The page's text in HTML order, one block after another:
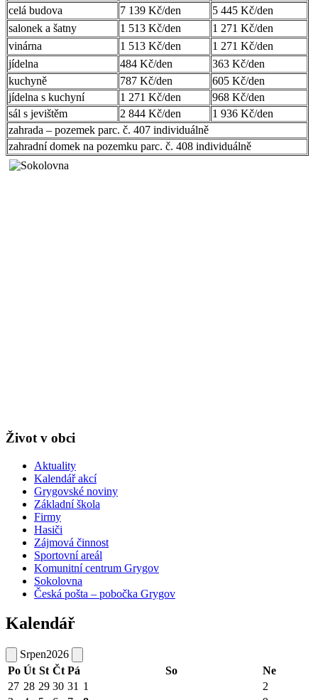
celá budova
7 139 Kč/den
5 445 Kč/den
salonek a šatny
1 513 Kč/den
1 271 Kč/den
vinárna
1 513 Kč/den
1 271 Kč/den
jídelna
484 Kč/den
363 Kč/den
kuchyně
787 Kč/den
605 Kč/den
jídelna s kuchyní
1 271 Kč/den
968 Kč/den
sál s jevištěm
2 844 Kč/den
1 936 Kč/den
zahrada – pozemek parc. č. 407 individuálně
zahradní domek na pozemku parc. č. 408 individuálně
Život v obci
Aktuality
Kalendář akcí
Grygovské noviny
Základní škola
Firmy
Hasiči
Zájmová činnost
Sportovní areál
Komunitní centrum Grygov
Sokolovna
Česká pošta – pobočka Grygov
Kalendář
Srpen2026
Po Út St Čt Pá So
Ne
27 28 29 30 31 1
2